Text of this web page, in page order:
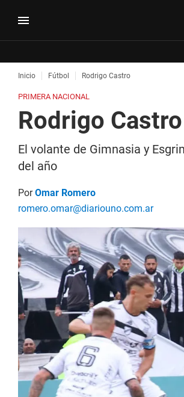
Inicio Fútbol Rodrigo Castro
PRIMERA NACIONAL
Rodrigo
El volante de Gimnasia y
del año
PorOmar Romero
romero.omar@diariouno.com.ar